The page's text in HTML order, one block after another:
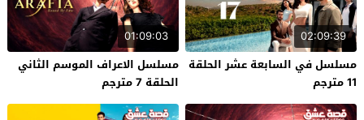
02:09:39
مسلسل في السابعة عشر الحلقة
11 مترجم
01:09:03
مسلسل الاعراف الموسم الثاني
الحلقة 7 مترجم